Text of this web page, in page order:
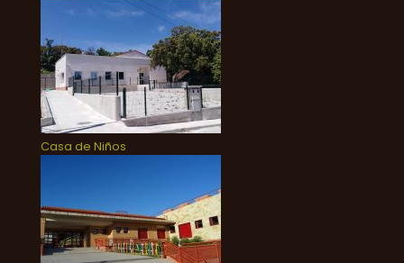
Casa de Niños